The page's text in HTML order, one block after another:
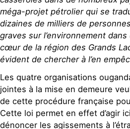
méga-projet pétrolier qui se
dizaines de milliers de
graves sur l’environnement
cœur de la région des Grands
évident de chercher à l’en
Les quatre organisations
jointes à la mise en demeure
de cette procédure française
Cette loi permet en effet d’agir
dénoncer les agissements à